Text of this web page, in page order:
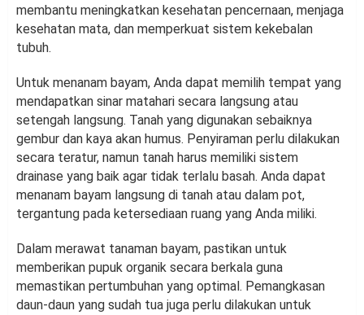
membantu meningkatkan kesehatan pencernaan, menjaga
kesehatan mata, dan memperkuat sistem kekebalan
tubuh.
Untuk menanam bayam, Anda dapat memilih tempat yang
mendapatkan sinar matahari secara langsung atau
setengah langsung. Tanah yang digunakan sebaiknya
gembur dan kaya akan humus. Penyiraman perlu dilakukan
secara teratur, namun tanah harus memiliki sistem
drainase yang baik agar tidak terlalu basah. Anda dapat
menanam bayam langsung di tanah atau dalam pot,
tergantung pada ketersediaan ruang yang Anda miliki.
Dalam merawat tanaman bayam, pastikan untuk
memberikan pupuk organik secara berkala guna
memastikan pertumbuhan yang optimal. Pemangkasan
daun-daun yang sudah tua juga perlu dilakukan untuk